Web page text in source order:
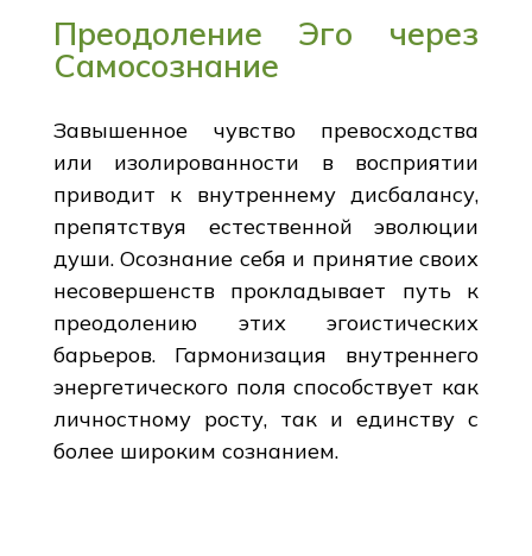
Преодоление Эго через
Самосознание
Завышенное чувство превосходства
или изолированности в восприятии
приводит к внутреннему дисбалансу,
препятствуя естественной эволюции
души. Осознание себя и принятие своих
несовершенств прокладывает путь к
преодолению этих эгоистических
барьеров. Гармонизация внутреннего
энергетического поля способствует как
личностному росту, так и единству с
более широким сознанием.